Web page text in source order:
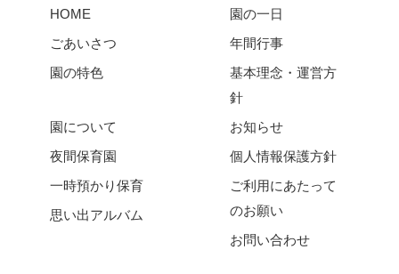
HOME
ごあいさつ
園の特色
園の一日
年間行事
基本理念・運営方
針
園について
夜間保育園
一時預かり保育
思い出アルバム
お知らせ
個人情報保護方針
ご利用にあたって
のお願い
お問い合わせ